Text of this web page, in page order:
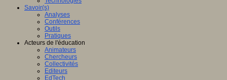
Savoir(s)
Analyses
Conférences
Outils
Pratiques
Acteurs de l'éducation
Animateurs
Chercheurs
Collectivités
Editeurs
EdTech